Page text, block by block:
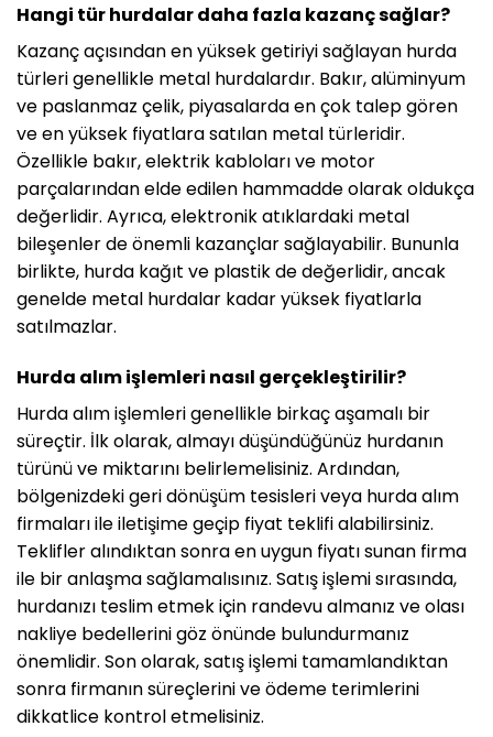
Hangi tür hurdalar daha fazla kazanç sağlar?
Kazanç açısından en yüksek getiriyi sağlayan hurda
türleri genellikle metal hurdalardır. Bakır, alüminyum
ve paslanmaz çelik, piyasalarda en çok talep gören
ve en yüksek fiyatlara satılan metal türleridir.
Özellikle bakır, elektrik kabloları ve motor
parçalarından elde edilen hammadde olarak oldukça
değerlidir. Ayrıca, elektronik atıklardaki metal
bileşenler de önemli kazançlar sağlayabilir. Bununla
birlikte, hurda kağıt ve plastik de değerlidir, ancak
genelde metal hurdalar kadar yüksek fiyatlarla
satılmazlar.
Hurda alım işlemleri nasıl gerçekleştirilir?
Hurda alım işlemleri genellikle birkaç aşamalı bir
süreçtir. İlk olarak, almayı düşündüğünüz hurdanın
türünü ve miktarını belirlemelisiniz. Ardından,
bölgenizdeki geri dönüşüm tesisleri veya hurda alım
firmaları ile iletişime geçip fiyat teklifi alabilirsiniz.
Teklifler alındıktan sonra en uygun fiyatı sunan firma
ile bir anlaşma sağlamalısınız. Satış işlemi sırasında,
hurdanızı teslim etmek için randevu almanız ve olası
nakliye bedellerini göz önünde bulundurmanız
önemlidir. Son olarak, satış işlemi tamamlandıktan
sonra firmanın süreçlerini ve ödeme terimlerini
dikkatlice kontrol etmelisiniz.